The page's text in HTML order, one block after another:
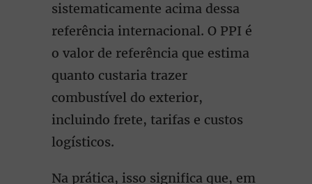
sistematicamente acima dessa
referência internacional. O PPI é
o valor de referência que estima
quanto custaria trazer
combustível do exterior,
incluindo frete, tarifas e custos
logísticos.
Na prática, isso significa que, em